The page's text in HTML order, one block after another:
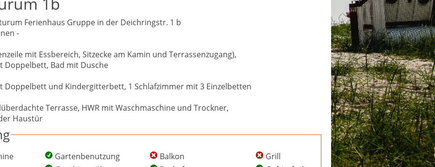
Ferienhaus Gruppe in der Deichringstr. 1 b
-
mit Essbereich, Sitzecke am Kamin und Terrassenzugang),
Doppelbett, Bad mit Dusche
Doppelbett und Kindergitterbett, 1 Schlafzimmer mit 3 Einzelbetten
Terrasse, HWR mit Waschmaschine und Trockner,
Haustür
Gartenbenutzung
Balkon
Grill